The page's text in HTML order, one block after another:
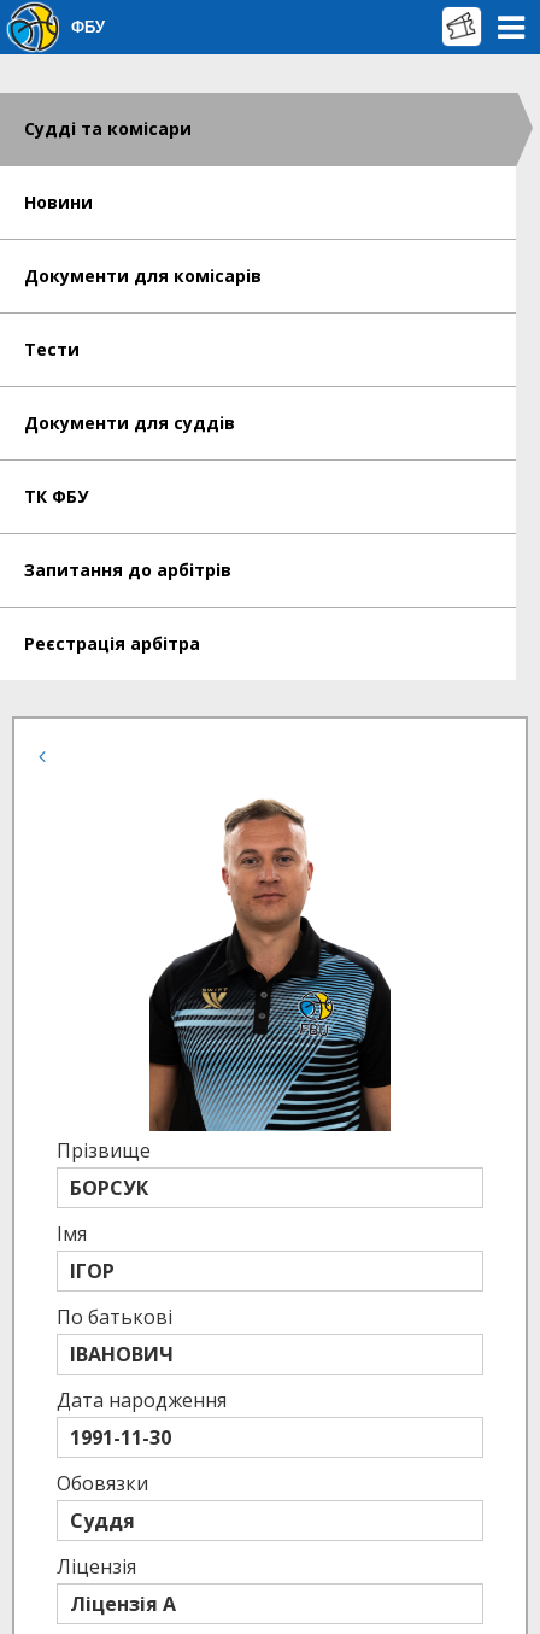
ФБУ
Судді та комісари
Новини
Документи для комісарів
Тести
Документи для суддів
ТК ФБУ
Запитання до арбітрів
Реєстрація арбітра
Прізвище
БОРСУК
Імя
ІГОР
По батькові
ІВАНОВИЧ
Дата народження
1991-11-30
Обовязки
Суддя
Ліцензія
Ліцензія A